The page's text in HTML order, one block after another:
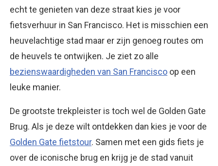
echt te genieten van deze straat kies je voor
fietsverhuur in San Francisco. Het is misschien een
heuvelachtige stad maar er zijn genoeg routes om
de heuvels te ontwijken. Je ziet zo alle
bezienswaardigheden van San Francisco op een
leuke manier.
De grootste trekpleister is toch wel de Golden Gate
Brug. Als je deze wilt ontdekken dan kies je voor de
Golden Gate fietstour. Samen met een gids fiets je
over de iconische brug en krijg je de stad vanuit